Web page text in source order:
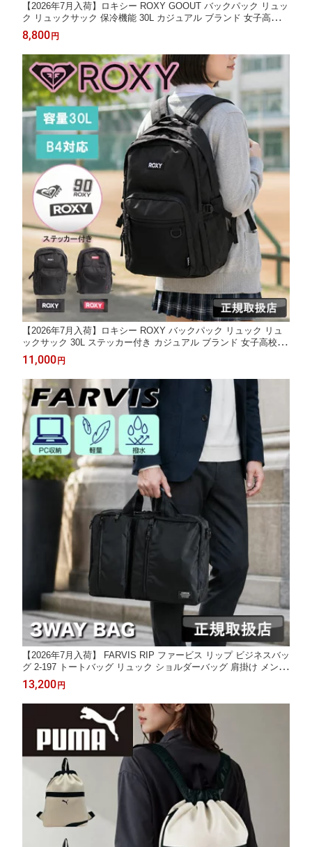
【2026年7月入荷】ロキシー ROXY GOOUT バックパック リュッ
ク リュックサック 保冷機能 30L カジュアル ブランド 女子高校生
JK レディース スクール 高校生 中学生 かわいい 人気 B4 A4 学生
通学 RBG261301
8,800 円
【2026年7月入荷】ロキシー ROXY バックパック リュック リュ
ックサック 30L ステッカー付き カジュアル ブランド 女子高校生
JK スクール 高校生 中学生 おしゃれ かわいい 人気 B4 A4 学生
通学 RBG265622T
11,000 円
【2026年7月入荷】 FARVIS RIP ファービス リップ ビジネスバッ
グ 2-197 トートバッグ リュック ショルダーバッグ 肩掛け メンズ
3WAY 軽量 撥水 拡張 PC収納 ビジネス キャリーオン 通勤 通学
出張 旅行 営業 男性 女性 ブラック 黒 レディース シンプル 正規
取扱店
13,200 円